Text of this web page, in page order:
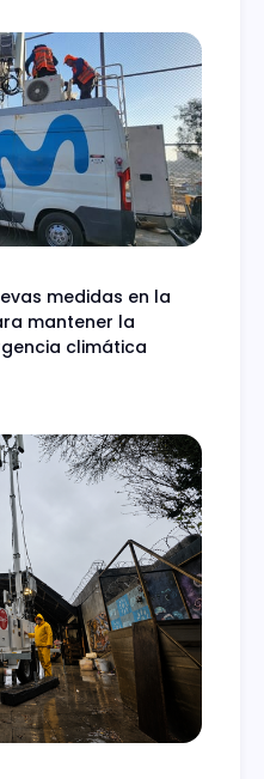
medidas en la
mantener la
climática